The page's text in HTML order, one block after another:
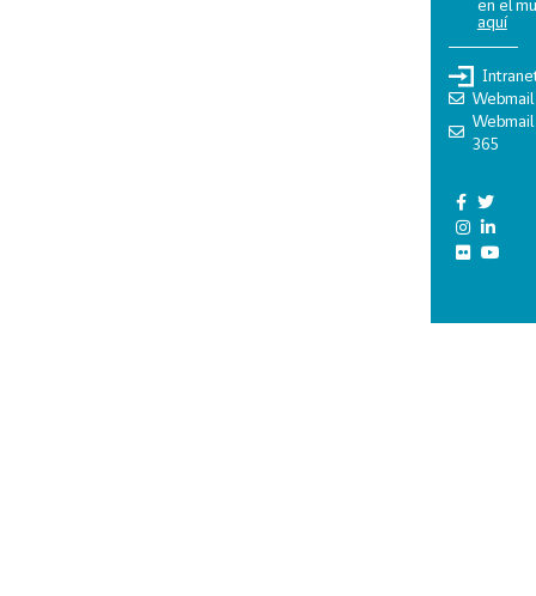
en el
aquí
Webmail
Webmail
365